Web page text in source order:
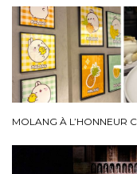
MOLANG À L’HONNEUR